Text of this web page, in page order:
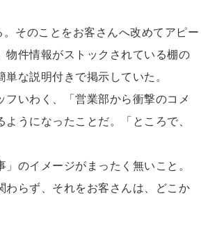
そのことをお客さんへ改めてアピー
物件情報がストックされている棚の
な説明付きで掲示していた。
いわく、「営業部から衝撃のコメ
うになったことだ。「ところで、
のイメージがまったく無いこと。
わらず、それをお客さんは、どこか